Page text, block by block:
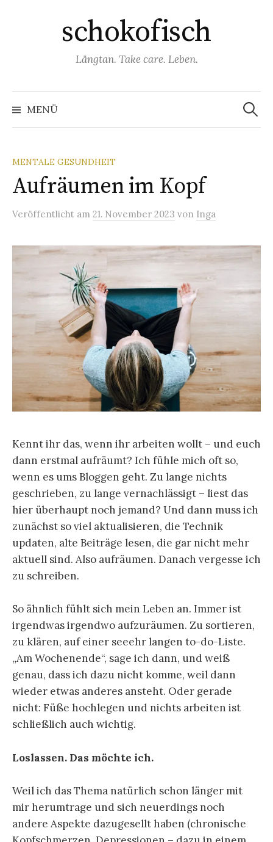
schokofisch
Längtan. Take care. Leben.
MENÜ
Suchen
nach:
MENTALE GESUNDHEIT
Aufräumen im Kopf
Veröffentlicht am 21. November 2023 von Inga
Kennt ihr das, wenn ihr arbeiten wollt – und euch
dann erstmal aufräumt? Ich fühle mich oft so,
wenn es ums Bloggen geht. Zu lange nichts
geschrieben, zu lange vernachlässigt – liest das
hier überhaupt noch jemand? Und dann muss ich
zunächst so viel aktualisieren, die Technik
updaten, alte Beiträge lesen, die gar nicht mehr
aktuell sind. Also aufräumen. Danach vergesse ich
zu schreiben.
So ähnlich fühlt sich mein Leben an. Immer ist
irgendwas irgendwo aufzuräumen. Zu sortieren,
zu klären, auf einer seeehr langen to-do-Liste.
„Am Wochenende“, sage ich dann, und weiß
genau, dass ich dazu nicht komme, weil dann
wieder etwas anderes ansteht. Oder gerade
nicht: Füße hochlegen und nichts arbeiten ist
schließlich auch wichtig.
Loslassen. Das möchte ich.
Weil ich das Thema natürlich schon länger mit
mir herumtrage und sich neuerdings noch
andere Aspekte dazugesellt haben (chronische